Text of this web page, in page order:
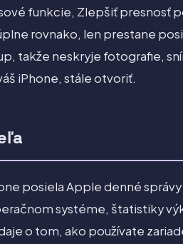
funkcie, Zlepšiť presnosť
rovnako, len prestane
takže neskryje fotografie,
iPhone, stále otvoriť.
posiela Apple denné
systéme, štatistiky
o tom, ako používate